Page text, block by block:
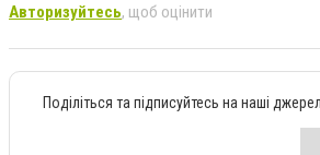
Авторизуйтесь, щоб оцінити
Поділіться та підписуйтесь на наші